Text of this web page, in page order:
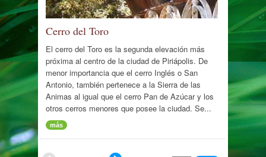
Cerro del Toro
El cerro del Toro es la segunda elevación más
próxima al centro de la ciudad de Piriápolis. De
menor importancia que el cerro Inglés o San
Antonio, también pertenece a la Sierra de las
Animas al igual que el cerro Pan de Azúcar y los
otros cerros menores que posee la ciudad. Se...
más